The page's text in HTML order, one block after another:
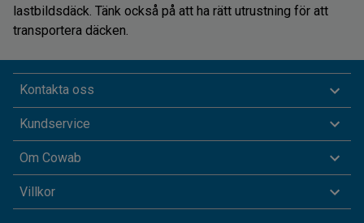
lastbildsdäck. Tänk också på att ha rätt utrustning för att
transportera däcken.
Kontakta oss
Kundservice
Om Cowab
Villkor